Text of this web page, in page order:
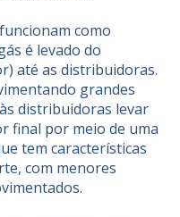
como
é levado do
até as distribuidoras.
grandes
distribuidoras levar
final por meio de uma
tem características
com menores